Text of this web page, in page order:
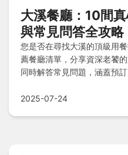
大溪餐廳：10間
與常見問答全攻略
您是否在尋找大溪的頂級用
薦餐廳清單，分享資深老饕
同時解答常見問題，涵蓋預
2025-07-24